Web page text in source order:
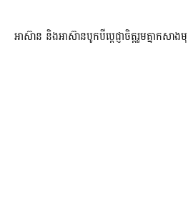
អាស៊ាន និងអាស៊ានបូកបីប្តេជ្ញាចិត្តរួមគ្នាកសាង